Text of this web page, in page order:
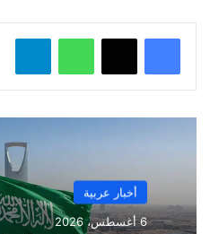
واتساب
أخبار عربية
6 أغسطس، 2026